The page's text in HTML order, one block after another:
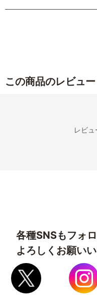
この商品のレビュー
レビュ
各種SNSもフォ
よろしくお願い